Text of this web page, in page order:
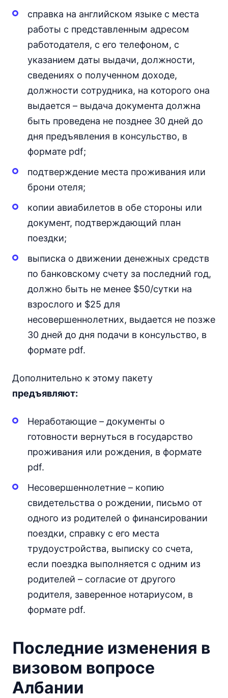
справка на английском языке с места
работы с представленным адресом
работодателя, с его телефоном, с
указанием даты выдачи, должности,
сведениях о полученном доходе,
должности сотрудника, на которого она
выдается – выдача документа должна
быть проведена не позднее 30 дней до
дня предъявления в консульство, в
формате pdf;
подтверждение места проживания или
брони отеля;
копии авиабилетов в обе стороны или
документ, подтверждающий план
поездки;
выписка о движении денежных средств
по банковскому счету за последний год,
должно быть не менее $50/сутки на
взрослого и $25 для
несовершеннолетних, выдается не позже
30 дней до дня подачи в консульство, в
формате pdf.
Дополнительно к этому пакету
предъявляют:
Неработающие – документы о
готовности вернуться в государство
проживания или рождения, в формате
pdf.
Несовершеннолетние – копию
свидетельства о рождении, письмо от
одного из родителей о финансировании
поездки, справку с его места
трудоустройства, выписку со счета,
если поездка выполняется с одним из
родителей – согласие от другого
родителя, заверенное нотариусом, в
формате pdf.
Последние изменения в
визовом вопросе
Албании